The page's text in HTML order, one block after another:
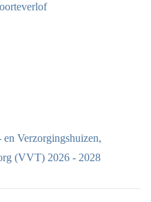
Verzorgingshuizen,
(VVT) 2026 - 2028